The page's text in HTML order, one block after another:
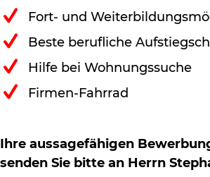
Fort- und
Beste berufliche
Hilfe bei Wohnungssuche
Firmen-Fahrrad
Ihre aussagefähigen
senden Sie bitte an Herrn